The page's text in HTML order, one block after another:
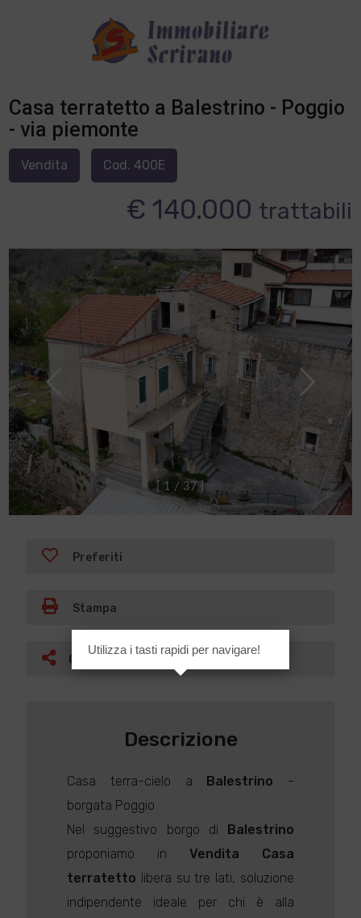
Casa terratetto a Balestrino - Poggio
- via piemonte
Vendita Cod. 400E
€ 140.000 trattabili
[ 1 / 37
Preferiti
Stampa
Condividi
Descrizione
Casa terra-cielo a Balestrino -
borgata Poggio
Nel suggestivo borgo di Balestrino
proponiamo in Vendita
Casa
terratetto libera su tre lati, soluzione
indipendente ideale per chi è alla
Utilizza i tasti rapidi per navigare!